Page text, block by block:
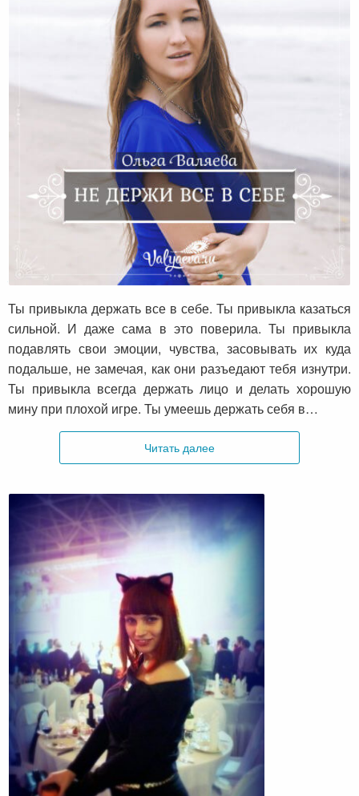
Не держи все в себе
Ты привыкла держать все в себе. Ты привыкла казаться
сильной. И даже сама в это поверила. Ты привыкла
подавлять свои эмоции, чувства, засовывать их куда
подальше, не замечая, как они разъедают тебя изнутри.
Ты привыкла всегда держать лицо и делать хорошую
мину при плохой игре. Ты умеешь держать себя в…
Читать далее